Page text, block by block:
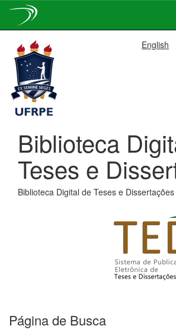
navigation
English
Biblioteca
Teses e
Biblioteca Digital de Teses e Dissertações
Página de Busca